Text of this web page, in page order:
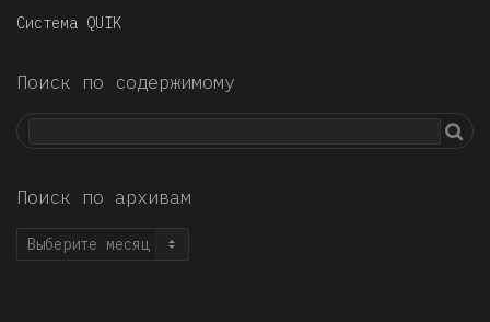
Система QUIK
Поиск по содержимому
Поиск по архивам
Поиск